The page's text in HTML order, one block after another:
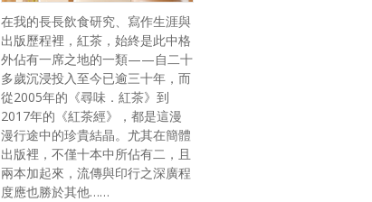
在我的長長飲食研究、寫作生涯與
出版歷程裡，紅茶，始終是此中格
外佔有一席之地的一類——自二十
多歲沉浸投入至今已逾三十年，而
從2005年的《尋味．紅茶》到
2017年的《紅茶經》，都是這漫
漫行途中的珍貴結晶。尤其在簡體
出版裡，不僅十本中所佔有二，且
兩本加起來，流傳與印行之深廣程
度應也勝於其他……